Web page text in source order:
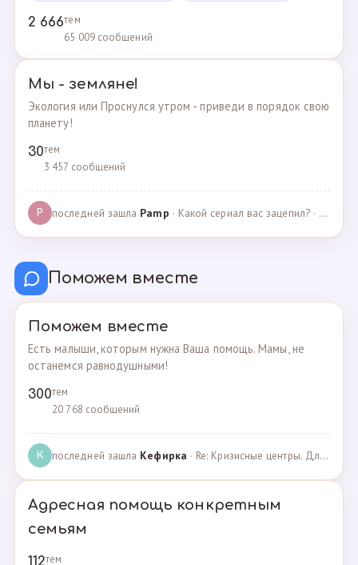
2 666тем
65 009 сообщений
Мы - земляне!
Экология или Проснулся утром - приведи в порядок свою
планету!
30тем
3 457 сообщений
P последней зашла Pamp · Какой сериал вас зацепил? · 07.05.2025
Поможем вместе
Поможем вместе
Есть малыши, которым нужна Ваша помощь. Мамы, не
останемся равнодушными!
300тем
20 768 сообщений
К последней зашла Кефирка · Re: Кризисные центры. Для женщин, попавших в трудн… · 06.03.2022
Адресная помощь конкретным
семьям
112тем